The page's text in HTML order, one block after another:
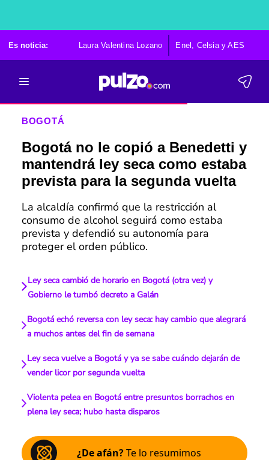
Es noticia: Laura Valentina Lozano Enel, Celsia y AES
BOGOTÁ
Bogotá no le copió a Benedetti y
mantendrá ley seca como estaba
prevista para la segunda vuelta
La alcaldía confirmó que la restricción al
consumo de alcohol seguirá como estaba
prevista y defendió su autonomía para
proteger el orden público.
Ley seca cambió de horario en Bogotá (otra vez) y
Gobierno le tumbó decreto a Galán
Bogotá echó reversa con ley seca: hay cambio que alegrará
a muchos antes del fin de semana
Ley seca vuelve a Bogotá y ya se sabe cuándo dejarán de
vender licor por segunda vuelta
Violenta pelea en Bogotá entre presuntos borrachos en
plena ley seca; hubo hasta disparos
¿De afán?Te lo resumimos